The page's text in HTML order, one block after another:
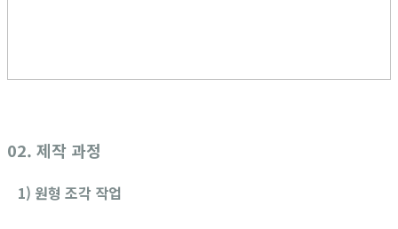
02. 제작 과정
1) 원형 조각 작업